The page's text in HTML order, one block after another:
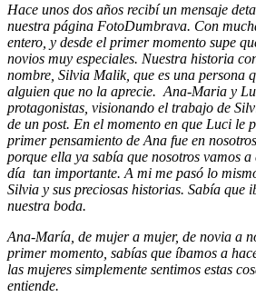
Hace unos dos años recibí un mensaje
nuestra página FotoDumbrava. Con
entero, y desde el primer momento supe
novios muy especiales. Nuestra historia
nombre, Silvia Malik, que es una persona
alguien que no la aprecie. Ana-Maria y
protagonistas, visionando el trabajo de
de un post. En el momento en que Luci le
primer pensamiento de Ana fue en
porque ella ya sabía que nosotros vamos a
día tan importante. A mi me pasó lo
Silvia y sus preciosas historias. Sabía que
nuestra boda.
Ana-María, de mujer a mujer, de novia a
primer momento, sabías que íbamos a
las mujeres simplemente sentimos estas
entiende.